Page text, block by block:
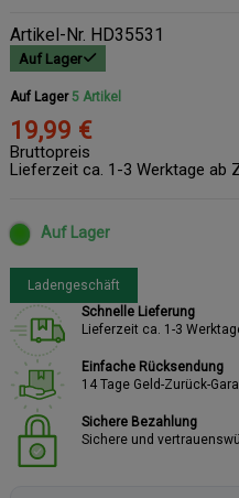
Artikel-Nr. HD35531
Auf Lager
Auf Lager 5 Artikel
19,99 €
Bruttopreis
Lieferzeit ca. 1-3 Werktage ab
Auf Lager
Ladengeschäft
Schnelle Lieferung
Lieferzeit ca. 1-3
Einfache Rücksendung
14 Tage Geld-Zurück-
Sichere Bezahlung
Sichere und